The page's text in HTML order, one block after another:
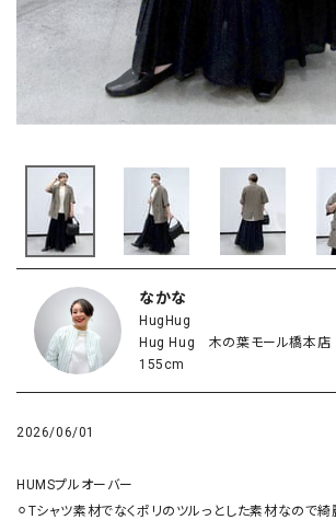
なかな
HugHug
Hug Hug 木の葉モール橋本店
155cm
2026/06/01
HUMSプルオーバー
⚪︎Tシャツ素材でなくポリのツルっとした素材なので